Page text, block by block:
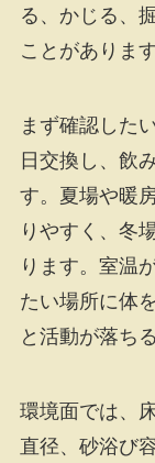
る、かじる、
ことがあります
まず確認した
日交換し、飲
す。夏場や暖
りやすく、冬
ります。室温
たい場所に体
と活動が落ち
環境面では、
直径、砂浴び